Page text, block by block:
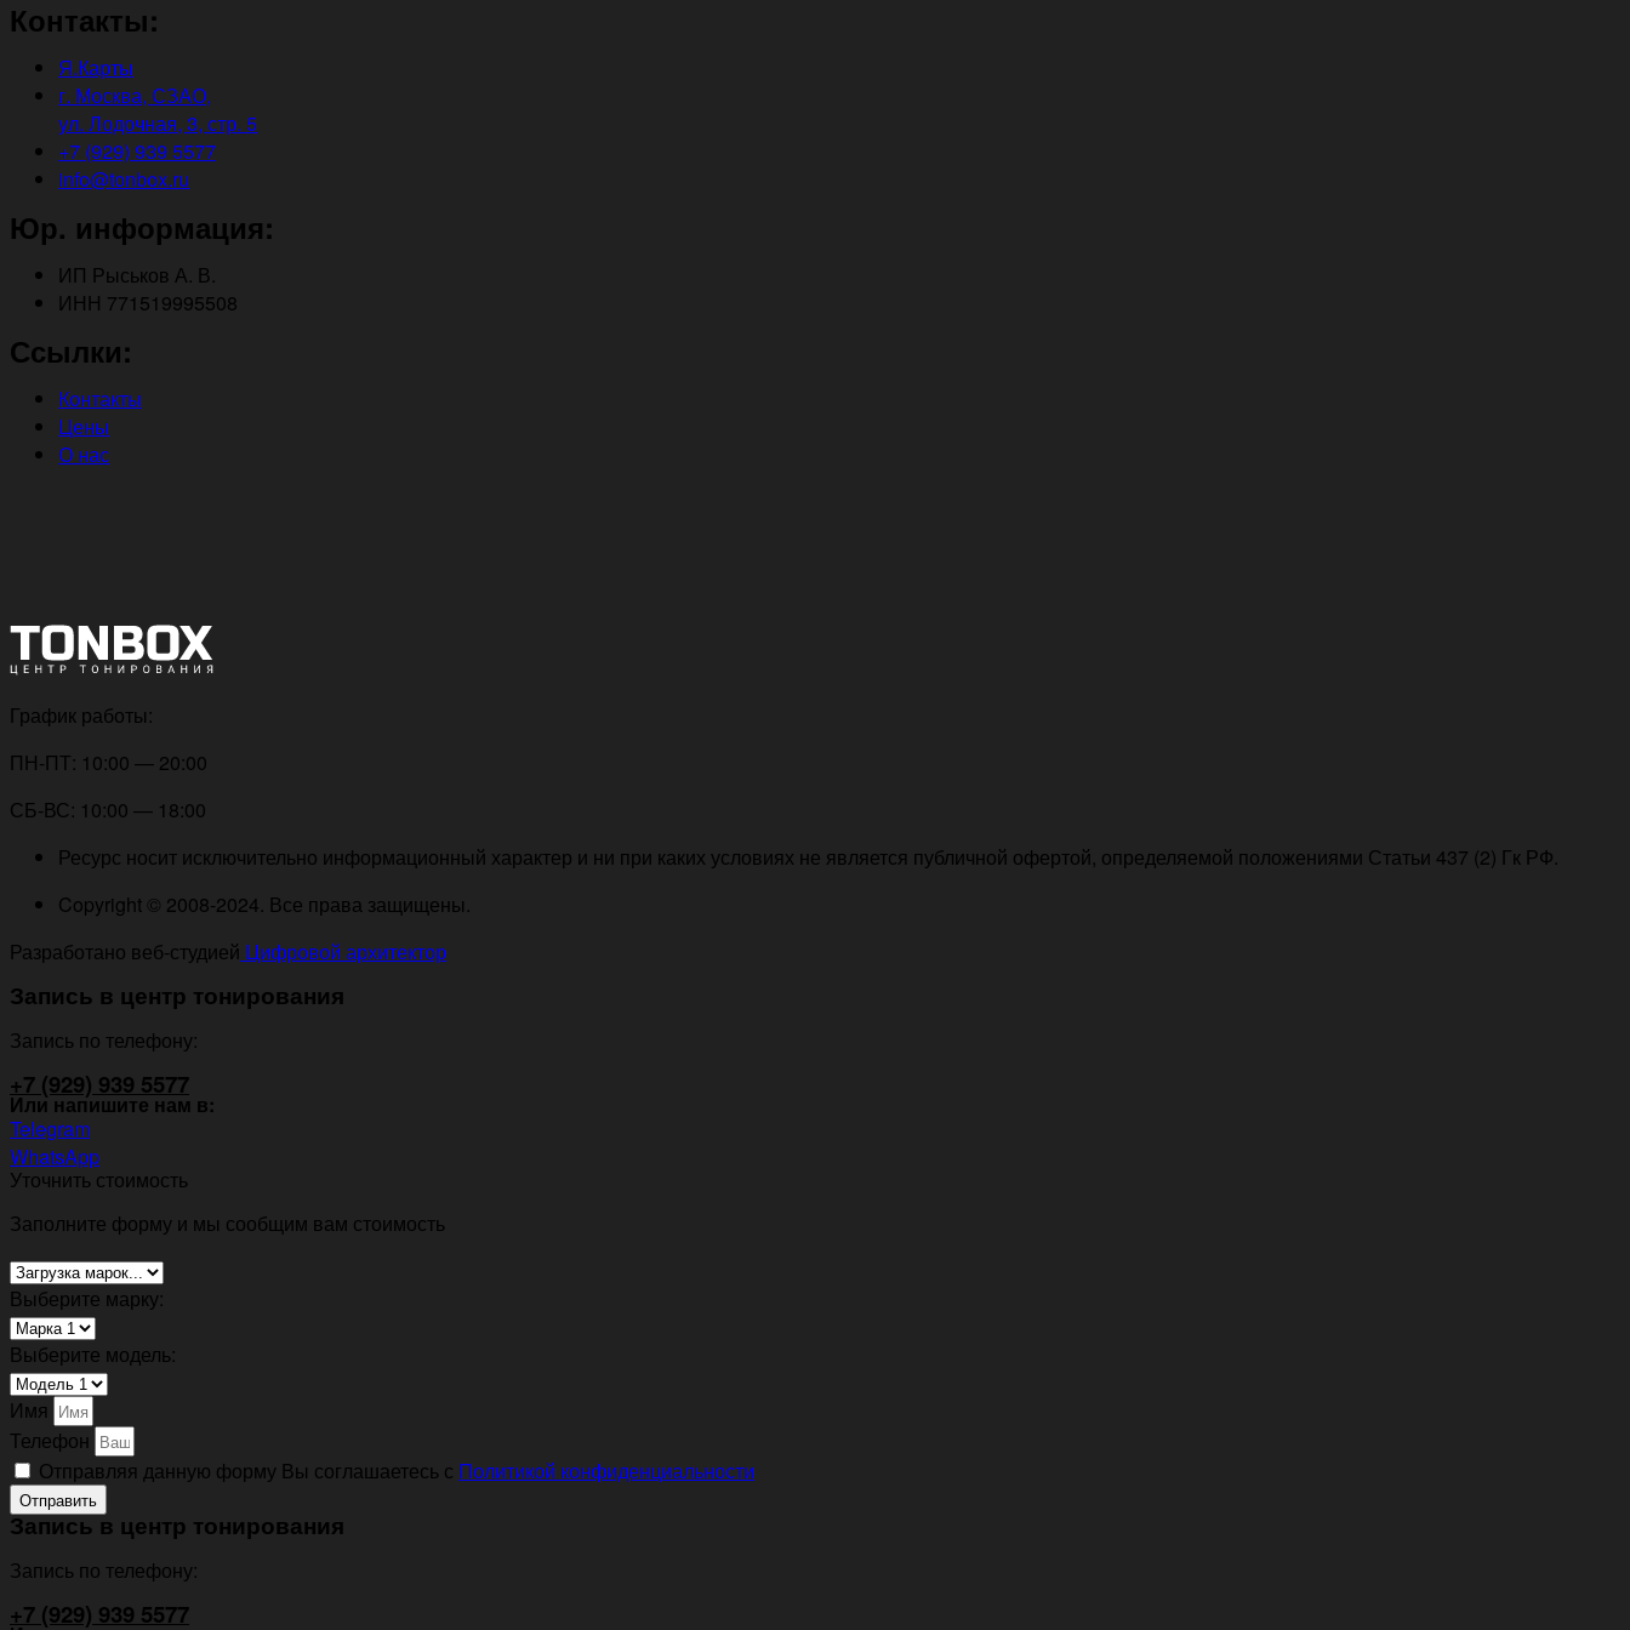
Контакты:
Я.Карты
г. Москва, СЗАО,
ул. Лодочная, 3, стр. 5
+7 (929) 939 5577
info@tonbox.ru
Юр. информация:
ИП Рыськов А. В.
ИНН 771519995508
Ссылки:
Контакты
Цены
О нас
График работы:
ПН-ПТ: 10:00 — 20:00
СБ-ВС: 10:00 — 18:00
Ресурс носит исключительно информационный характер и ни при каких условиях не является публичной офертой, определяемой положениями Статьи 437 (2) Гк РФ.
Copyright © 2008-2024. Все права защищены.
Разработано веб-студией Цифровой архитектор
Запись в центр тонирования
Запись по телефону:
+7 (929) 939 5577
Или напишите нам в:
Telegram
WhatsApp
Уточнить стоимость
Заполните форму и мы сообщим вам стоимость
Выберите марку:
Выберите модель:
Имя
Телефон
Отправляя данную форму Вы соглашаетесь с Политикой конфиденциальности
Отправить
Запись в центр тонирования
Запись по телефону:
+7 (929) 939 5577